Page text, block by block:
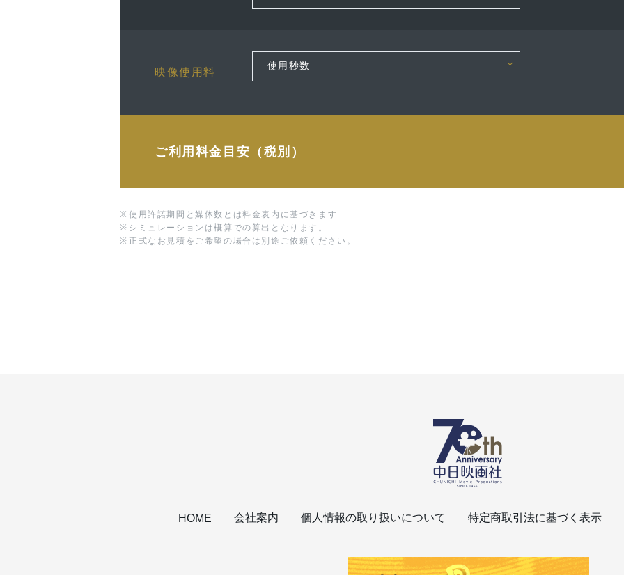
映像使用料
ご利用料金目安（税別）
※ 使用許諾期間と媒体数とは料金表内に基づきます
※ シミュレーションは概算での算出となります。
※ 正式なお見積をご希望の場合は別途ご依頼ください。
HOME 会社案内 個人情報の取り扱いについて 特定商取引法に基づく表示